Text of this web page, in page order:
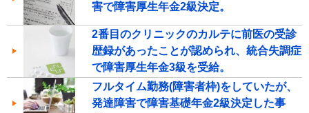
害で障害厚生年金2級決定。
2番目のクリニックのカルテに前医の受診
歴録があったことが認められ、統合失調症
で障害厚生年金3級を受給。
フルタイム勤務(障害者枠)をしていたが、
発達障害で障害基礎年金2級決定した事